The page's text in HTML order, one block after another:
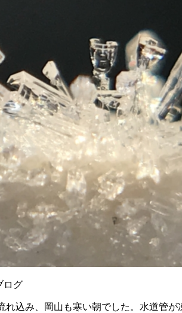
ログ
れ込み、岡山も寒い朝でした。水道管